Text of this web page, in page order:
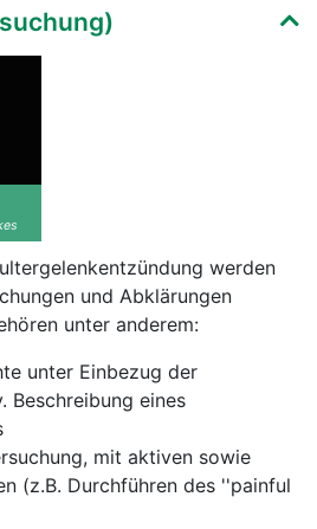
werden
und Abklärungen
unter anderem:
unter Einbezug der
Beschreibung eines
mit aktiven sowie
(z.B. Durchführen des ''painful